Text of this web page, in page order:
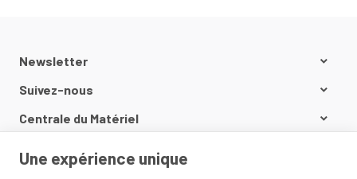
Newsletter
Suivez-nous
Centrale du Matériel
Une expérience unique